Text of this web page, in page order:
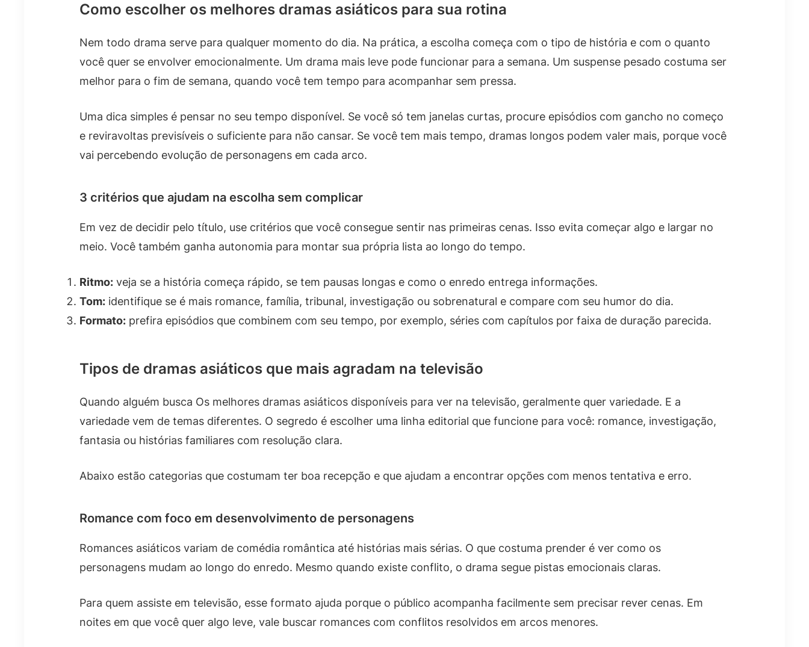
Como escolher os melhores dramas asiáticos para sua rotina
Nem todo drama serve para qualquer momento do dia. Na prática, a escolha começa com o tipo de história e com o quanto
você quer se envolver emocionalmente. Um drama mais leve pode funcionar para a semana. Um suspense pesado costuma ser
melhor para o fim de semana, quando você tem tempo para acompanhar sem pressa.
Uma dica simples é pensar no seu tempo disponível. Se você só tem janelas curtas, procure episódios com gancho no começo
e reviravoltas previsíveis o suficiente para não cansar. Se você tem mais tempo, dramas longos podem valer mais, porque você
vai percebendo evolução de personagens em cada arco.
3 critérios que ajudam na escolha sem complicar
Em vez de decidir pelo título, use critérios que você consegue sentir nas primeiras cenas. Isso evita começar algo e largar no
meio. Você também ganha autonomia para montar sua própria lista ao longo do tempo.
Ritmo: veja se a história começa rápido, se tem pausas longas e como o enredo entrega informações.
Tom: identifique se é mais romance, família, tribunal, investigação ou sobrenatural e compare com seu humor do dia.
Formato: prefira episódios que combinem com seu tempo, por exemplo, séries com capítulos por faixa de duração parecida.
Tipos de dramas asiáticos que mais agradam na televisão
Quando alguém busca Os melhores dramas asiáticos disponíveis para ver na televisão, geralmente quer variedade. E a
variedade vem de temas diferentes. O segredo é escolher uma linha editorial que funcione para você: romance, investigação,
fantasia ou histórias familiares com resolução clara.
Abaixo estão categorias que costumam ter boa recepção e que ajudam a encontrar opções com menos tentativa e erro.
Romance com foco em desenvolvimento de personagens
Romances asiáticos variam de comédia romântica até histórias mais sérias. O que costuma prender é ver como os
personagens mudam ao longo do enredo. Mesmo quando existe conflito, o drama segue pistas emocionais claras.
Para quem assiste em televisão, esse formato ajuda porque o público acompanha facilmente sem precisar rever cenas. Em
noites em que você quer algo leve, vale buscar romances com conflitos resolvidos em arcos menores.